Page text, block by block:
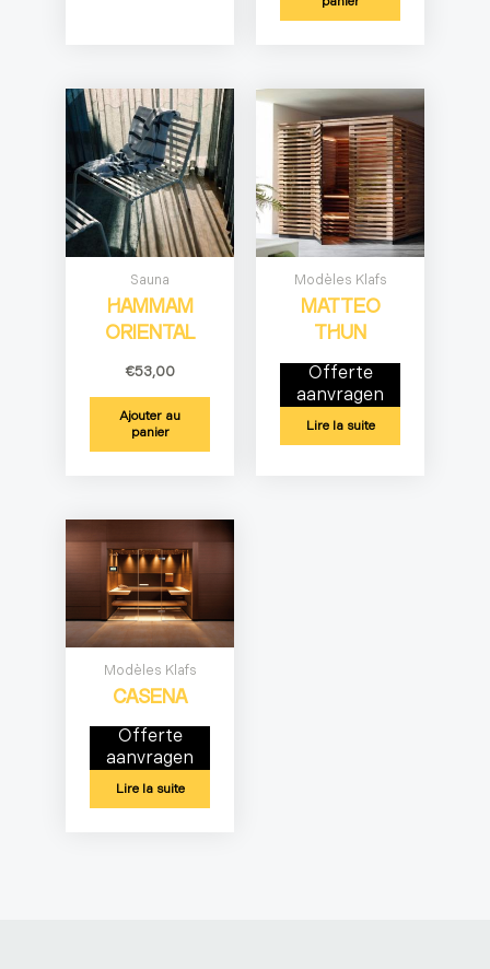
Sauna
HAMMAM
ORIENTAL
€53,00
Ajouter au
panier
Modèles Klafs
MATTEO
THUN
Offerte
aanvragen
Lire la suite
Modèles Klafs
CASENA
Offerte
aanvragen
Lire la suite